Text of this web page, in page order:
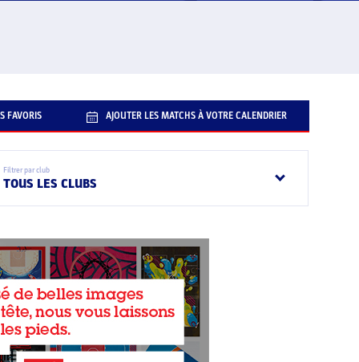
FAVORIS AJOUTER LES MATCHS À VOTRE CALENDRIER
Filtrer par club
TOUS LES CLUBS